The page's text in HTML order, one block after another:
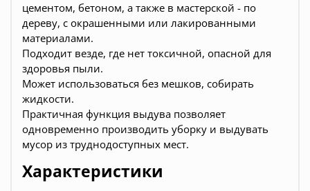
цементом, бетоном, а также в мастерской - по
дереву, с окрашенными или лакированными
материалами.
Подходит везде, где нет токсичной, опасной для
здоровья пыли.
Может использоваться без мешков, собирать
жидкости.
Практичная функция выдува позволяет
одновременно производить уборку и выдувать
мусор из труднодоступных мест.
Характеристики